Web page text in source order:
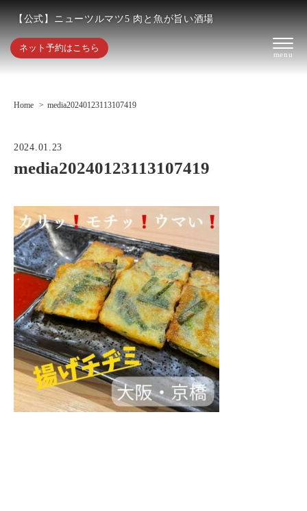
【公式】ニューツルマツ5 肉と魚が旨い酒場
ネット予約はこちら
Home media20240123113107419
2024.01.23
media20240123113107419